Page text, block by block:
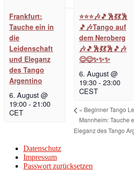
Frankfurt:
Tauche ein in
die
Leidenschaft
und Eleganz
des Tango
Argentino
6. August @
19:00- 21:00
CET
⭐⭐⭐🎶🎵🕺💃💃🕺
🎵🎶Tango auf
dem Neroberg
🎶🎵🕺💃💃🕺🎵🎶
😊😊✨✨✨
6. August @
19:30- 23:00
CEST
« Beginner Tango
Mannheim: Tauche
Eleganz des Tango
Datenschutz
Impressum
Passwort zurücksetzen